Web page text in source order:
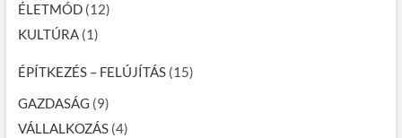
ÉLETMÓD(12)
KULTÚRA(1)
ÉPÍTKEZÉS – FELÚJÍTÁS(15)
GAZDASÁG (9)
VÁLLALKOZÁS(4)